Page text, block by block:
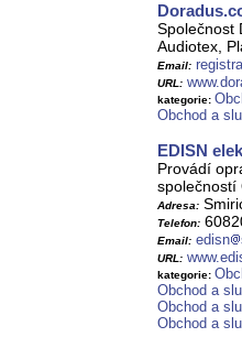
Společnost
Audiotex,
Email:
URL:
kategorie:
Obchod a
EDISN
Provádí
společností
Adresa:
Telefon:
Email: edisn
URL:
kategorie:
Obchod a
Obchod a
Obchod a